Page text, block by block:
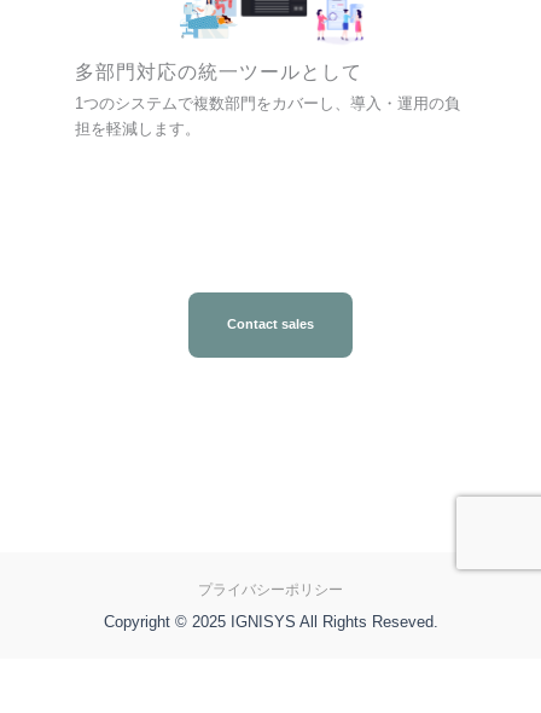
多部門対応の統一ツールとして
1つのシステムで複数部門をカバーし、導入・運用の負
担を軽減します。
Contact sales
プライバシーポリシー
Copyright © 2025 IGNISYS All Rights Reseved.